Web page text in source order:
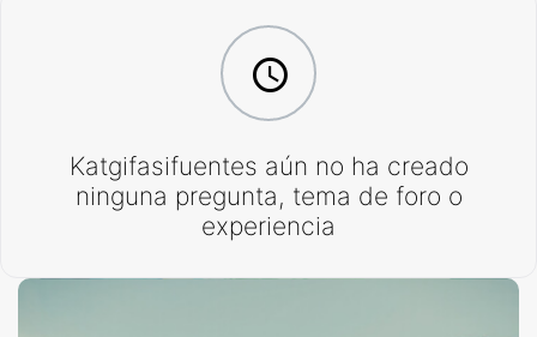
Katgifasifuentes aún no ha creado
ninguna pregunta, tema de foro o
experiencia